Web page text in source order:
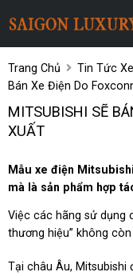
Trang Chủ Tin Tức Xe
Bán Xe Điện Do
MITSUBISHI SẼ
XUẤT
Mẫu xe điện
mà là sản phẩm hợp
Việc các hãng sử dụng
thương hiệu” không
Tại châu Âu, Mitsubishi